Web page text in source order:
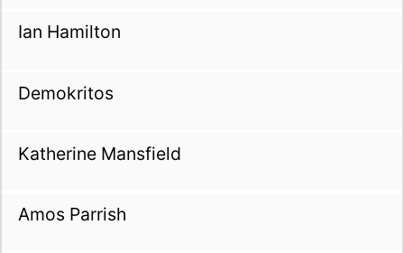
Ian Hamilton
Demokritos
Katherine Mansfield
Amos Parrish